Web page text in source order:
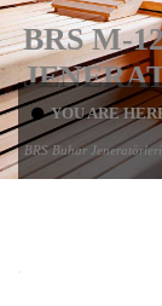
BRS M-
YOU ARE
BRS Buhar Jeneratörleri